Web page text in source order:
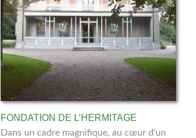
FONDATION DE L’HERMITAGE
Dans un cadre magnifique, au cœur d'un